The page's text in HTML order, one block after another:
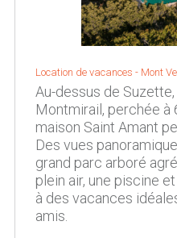
Location de vacances - Mont
Au-dessus de
Montmirail, perchée à
maison Saint Amant
Des vues
grand parc arboré
plein air, une piscine
à des vacances
amis.